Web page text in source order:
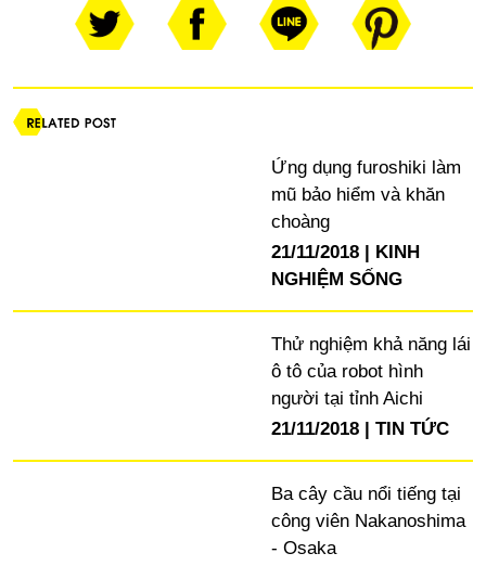
Ứng dụng furoshiki làm
mũ bảo hiểm và khăn
choàng
21/11/2018
KINH
NGHIỆM SỐNG
Thử nghiệm khả năng lái
ô tô của robot hình
người tại tỉnh Aichi
21/11/2018
TIN TỨC
Ba cây cầu nổi tiếng tại
công viên Nakanoshima
- Osaka